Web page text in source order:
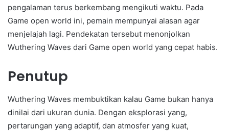
pengalaman terus berkembang mengikuti waktu. Pada
Game open world ini, pemain mempunyai alasan agar
menjelajah lagi. Pendekatan tersebut menonjolkan
Wuthering Waves dari Game open world yang cepat habis.
Penutup
Wuthering Waves membuktikan kalau Game bukan hanya
dinilai dari ukuran dunia. Dengan eksplorasi yang,
pertarungan yang adaptif, dan atmosfer yang kuat,